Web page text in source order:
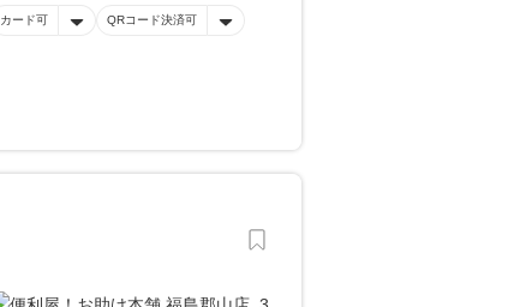
カード可 QRコード決済可